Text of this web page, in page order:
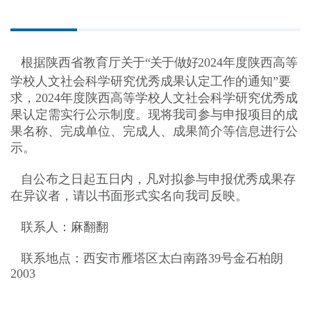
根据陕西省教育厅关于“关于做好2024年度陕西高等
学校人文社会科学研究优秀成果认定工作的通知”要
求，2024年度陕西高等学校人文社会科学研究优秀成
果认定需实行公示制度。现将我司参与申报项目的成
果名称、完成单位、完成人、成果简介等信息进行公
示。
自公布之日起五日内，凡对拟参与申报优秀成果存
在异议者，请以书面形式实名向我司反映。
联系人：麻翻翻
联系地点：西安市雁塔区太白南路39号金石柏朗
2003